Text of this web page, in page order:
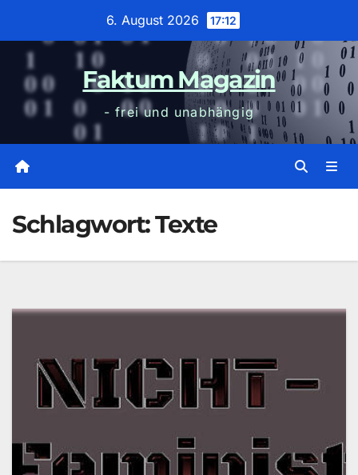
6. August 2026 17:12
Faktum Magazin
- frei und unabhängig
Schlagwort:Texte